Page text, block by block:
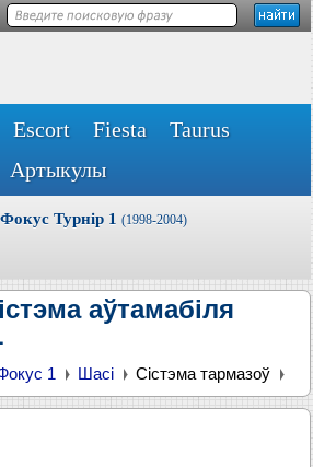
Escort Fiesta
Taurus
Артыкулы
Фокус Турнір 1 (1998-2004)
аўтамабіля
1 Шасі Сістэма тармазоў